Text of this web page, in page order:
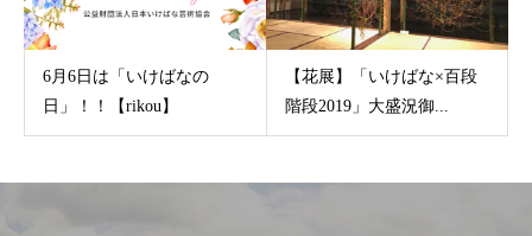
6月6日は「いけばなの
日」！！【rikou】
【花展】「いけばな×百段
階段2019」大盛況御...